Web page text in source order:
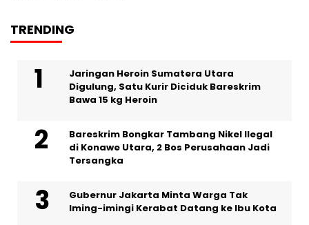
TRENDING
Jaringan Heroin Sumatera Utara
Digulung, Satu Kurir Diciduk Bareskrim
Bawa 15 kg Heroin
Bareskrim Bongkar Tambang Nikel Ilegal
di Konawe Utara, 2 Bos Perusahaan Jadi
Tersangka
Gubernur Jakarta Minta Warga Tak
Iming-imingi Kerabat Datang ke Ibu Kota